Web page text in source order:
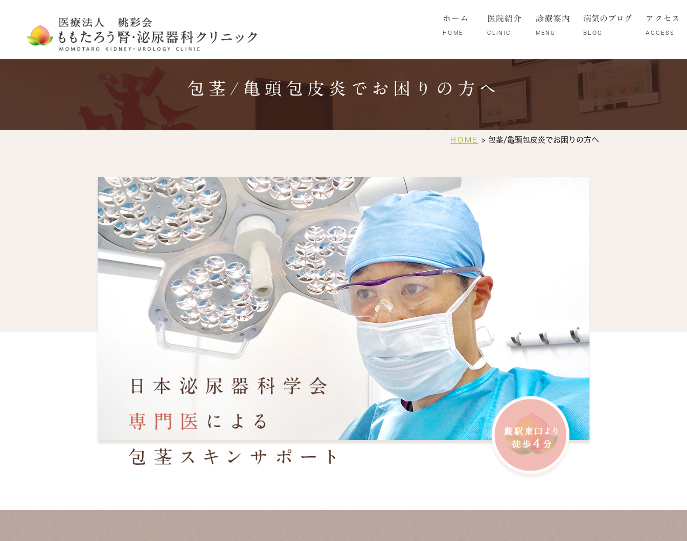
ホーム
HOME
医院紹介
CLINIC
医院紹介 アクセス・診療時間
診療案内
MENU
腎臓・泌尿器科 内科
病気のブログ
BLOG
アクセス
ACCESS
包茎/亀頭包皮炎でお困りの方へ
HOME 包茎/亀頭包皮炎でお困りの方へ